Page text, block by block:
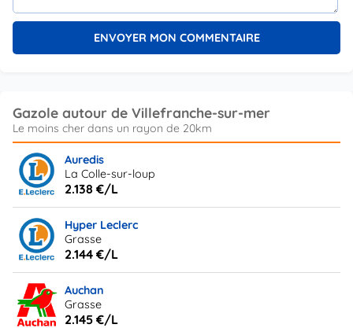
Gazole autour de Villefranche-sur-mer
Auredis
La Colle-sur-loup
2.138 €/L
Hyper Leclerc
Grasse
2.144 €/L
Auchan
Grasse
2.145 €/L